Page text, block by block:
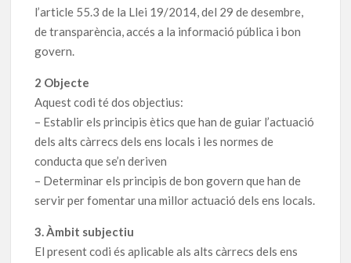
l’article 55.3 de la Llei 19/2014, del 29 de desembre,
de transparència, accés a la informació pública i bon
govern.
2 Objecte
Aquest codi té dos objectius:
– Establir els principis ètics que han de guiar l’actuació
dels alts càrrecs dels ens locals i les normes de
conducta que se’n deriven
– Determinar els principis de bon govern que han de
servir per fomentar una millor actuació dels ens locals.
3. Àmbit subjectiu
El present codi és aplicable als alts càrrecs dels ens